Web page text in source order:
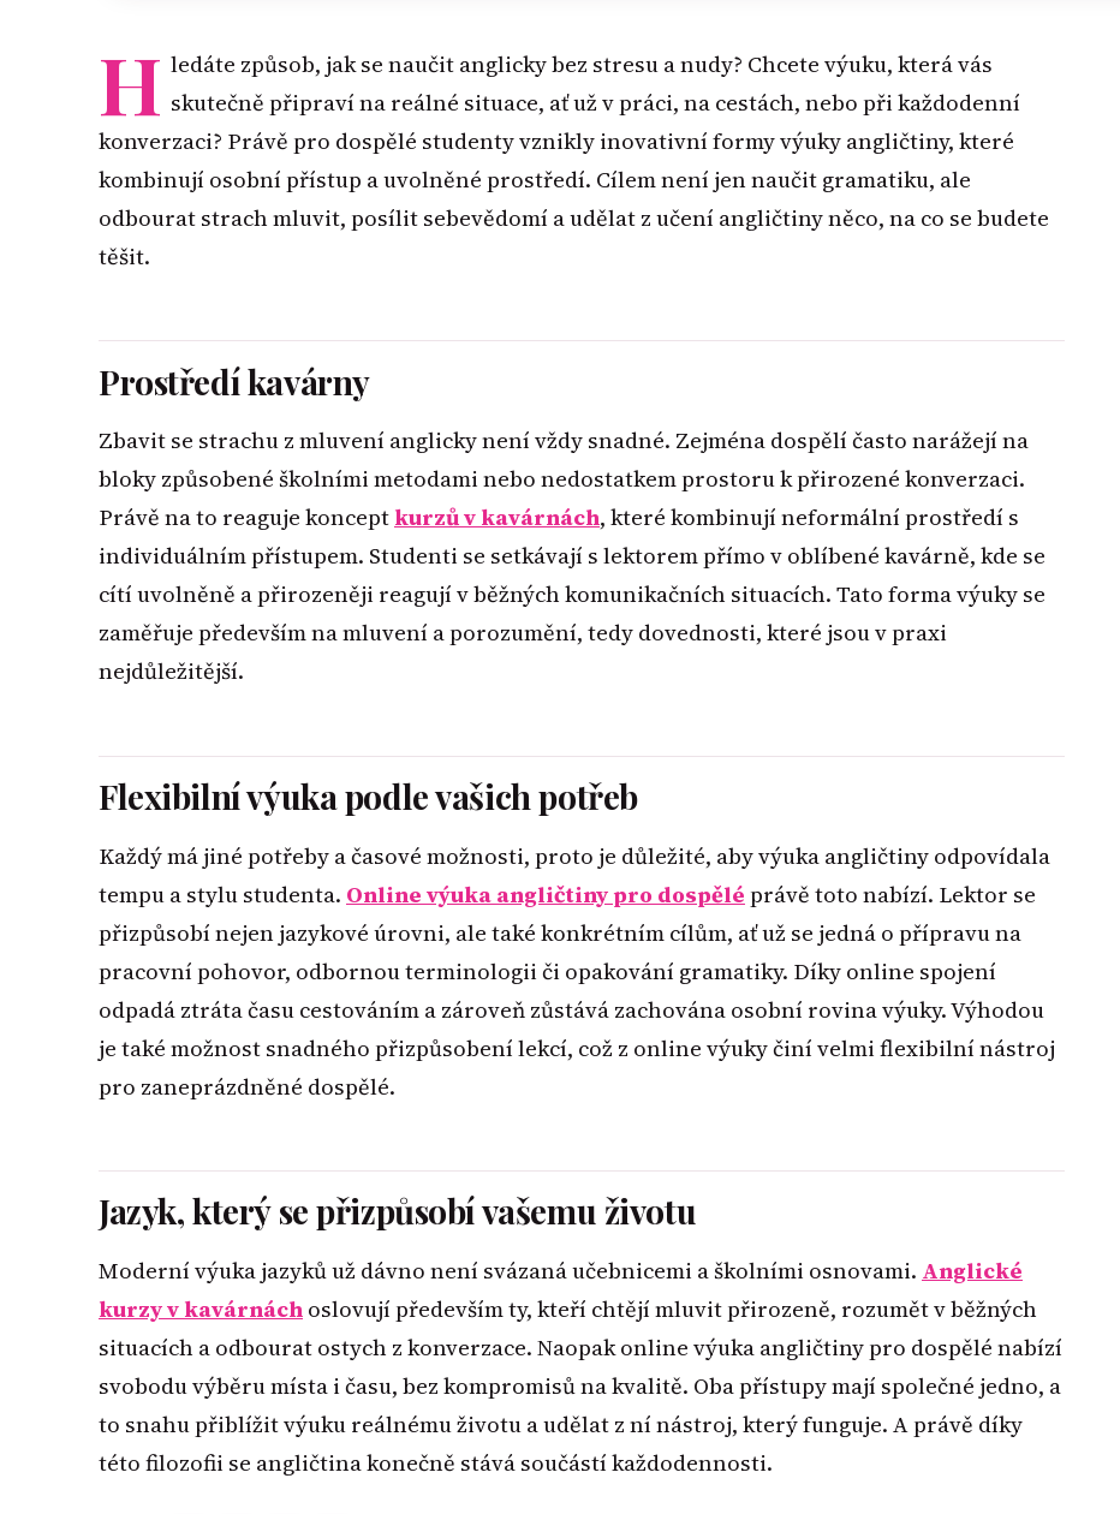
H ledáte způsob, jak se naučit anglicky bez stresu a nudy? Chcete výuku, která vás
skutečně připraví na reálné situace, ať už v práci, na cestách, nebo při každodenní
konverzaci? Právě pro dospělé studenty vznikly inovativní formy výuky angličtiny, které
kombinují osobní přístup a uvolněné prostředí. Cílem není jen naučit gramatiku, ale
odbourat strach mluvit, posílit sebevědomí a udělat z učení angličtiny něco, na co se budete
těšit.
Prostředí kavárny
Zbavit se strachu z mluvení anglicky není vždy snadné. Zejména dospělí často narážejí na
bloky způsobené školními metodami nebo nedostatkem prostoru k přirozené konverzaci.
Právě na to reaguje koncept kurzů v kavárnách, které kombinují neformální prostředí s
individuálním přístupem. Studenti se setkávají s lektorem přímo v oblíbené kavárně, kde se
cítí uvolněně a přirozeněji reagují v běžných komunikačních situacích. Tato forma výuky se
zaměřuje především na mluvení a porozumění, tedy dovednosti, které jsou v praxi
nejdůležitější.
Flexibilní výuka podle vašich potřeb
Každý má jiné potřeby a časové možnosti, proto je důležité, aby výuka angličtiny odpovídala
tempu a stylu studenta. Online výuka angličtiny pro dospělé právě toto nabízí. Lektor se
přizpůsobí nejen jazykové úrovni, ale také konkrétním cílům, ať už se jedná o přípravu na
pracovní pohovor, odbornou terminologii či opakování gramatiky. Díky online spojení
odpadá ztráta času cestováním a zároveň zůstává zachována osobní rovina výuky. Výhodou
je také možnost snadného přizpůsobení lekcí, což z online výuky činí velmi flexibilní nástroj
pro zaneprázdněné dospělé.
Jazyk, který se přizpůsobí vašemu životu
Moderní výuka jazyků už dávno není svázaná učebnicemi a školními osnovami. Anglické
kurzy v kavárnách oslovují především ty, kteří chtějí mluvit přirozeně, rozumět v běžných
situacích a odbourat ostych z konverzace. Naopak online výuka angličtiny pro dospělé nabízí
svobodu výběru místa i času, bez kompromisů na kvalitě. Oba přístupy mají společné jedno, a
to snahu přiblížit výuku reálnému životu a udělat z ní nástroj, který funguje. A právě díky
této filozofii se angličtina konečně stává součástí každodennosti.